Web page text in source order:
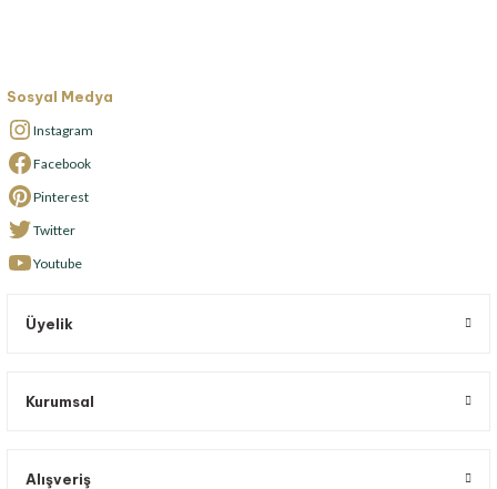
Sosyal Medya
Instagram
Facebook
Pinterest
Twitter
Youtube
Üyelik
Kurumsal
Alışveriş